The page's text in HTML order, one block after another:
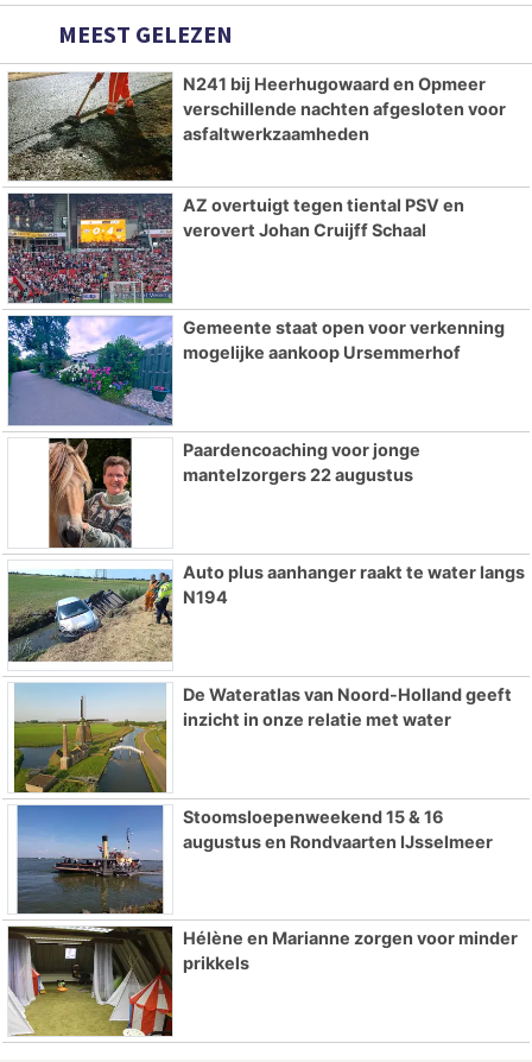
MEEST GELEZEN
N241 bij Heerhugowaard en Opmeer
verschillende nachten afgesloten voor
asfaltwerkzaamheden
AZ overtuigt tegen tiental PSV en
verovert Johan Cruijff Schaal
Gemeente staat open voor verkenning
mogelijke aankoop Ursemmerhof
Paardencoaching voor jonge
mantelzorgers 22 augustus
Auto plus aanhanger raakt te water langs
N194
De Wateratlas van Noord-Holland geeft
inzicht in onze relatie met water
Stoomsloepenweekend 15 & 16
augustus en Rondvaarten IJsselmeer
Hélène en Marianne zorgen voor minder
prikkels